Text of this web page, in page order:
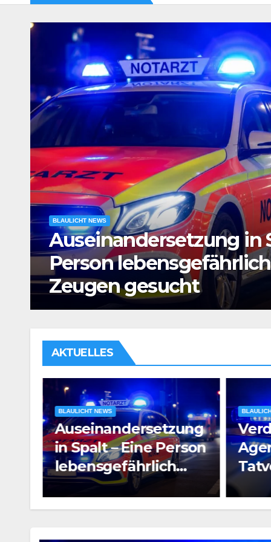
BLAULICHT NEWS
Verdacht auf
Tatverdächtiger in
Untersuchungshaft
AKTUELLES
BLAULICHT NEWS
Verdacht auf
Agententätigkeit:
Tatverdächtiger in
Untersuchungshaft
e